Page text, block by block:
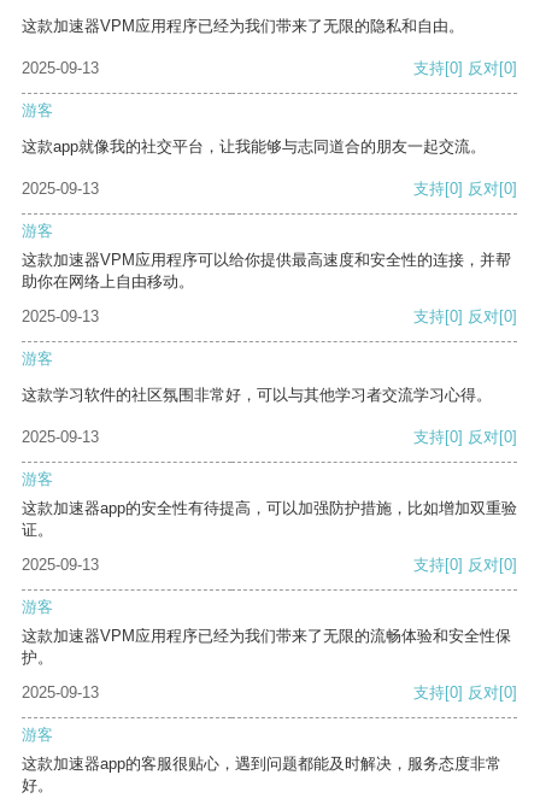
这款加速器VPM应用程序已经为我们带来了无限的隐私和自由。
2025-09-13 支持[0] 反对[0]
游客
这款app就像我的社交平台，让我能够与志同道合的朋友一起交流。
2025-09-13 支持[0] 反对[0]
游客
这款加速器VPM应用程序可以给你提供最高速度和安全性的连接，并帮
助你在网络上自由移动。
2025-09-13
支持[0] 反对[0]
游客
这款学习软件的社区氛围非常好，可以与其他学习者交流学习心得。
2025-09-13 支持[0] 反对[0]
游客
这款加速器app的安全性有待提高，可以加强防护措施，比如增加双重验
证。
2025-09-13
支持[0] 反对[0]
游客
这款加速器VPM应用程序已经为我们带来了无限的流畅体验和安全性保
护。
2025-09-13
支持[0] 反对[0]
游客
这款加速器app的客服很贴心，遇到问题都能及时解决，服务态度非常
好。